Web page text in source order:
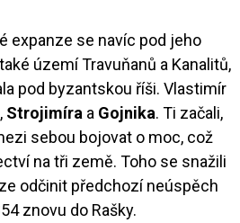
expanze se navíc pod jeho
území Travuňanů a Kanalitů,
pod byzantskou říši. Vlastimír
, Strojimíra a Gojnika. Ti začali,
sebou bojovat o moc, což
na tři země. Toho se snažili
odčinit předchozí neúspěch
znovu do Rašky.